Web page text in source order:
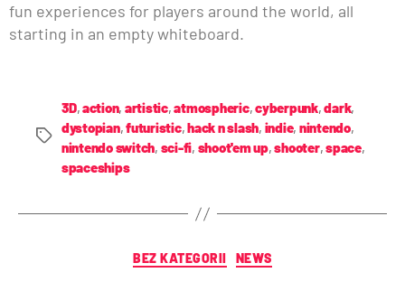
fun experiences for players around the world, all
starting in an empty whiteboard.
3D,action, artistic,atmospheric,cyberpunk,dark,
dystopian,futuristic,hack n slash, indie, nintendo,
nintendo switch, sci-fi, shoot'em up,shooter,space,
spaceships
BEZ KATEGORII NEWS